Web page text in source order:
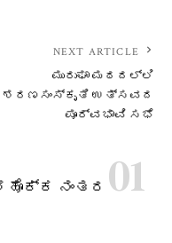
NEXT ARTICLE
ಮುರುಘಾ ಮಠದಲ್ಲಿ
ಶರಣಸಂಸ್ಕೃತಿ ಉತ್ಸವದ
ಪೂರ್ವಭಾವಿ ಸಭೆ
ನಂತರ